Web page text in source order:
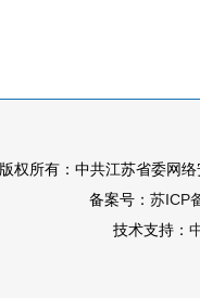
版权所有：中共江苏省委网
备案号： 苏ICP
技术支持：